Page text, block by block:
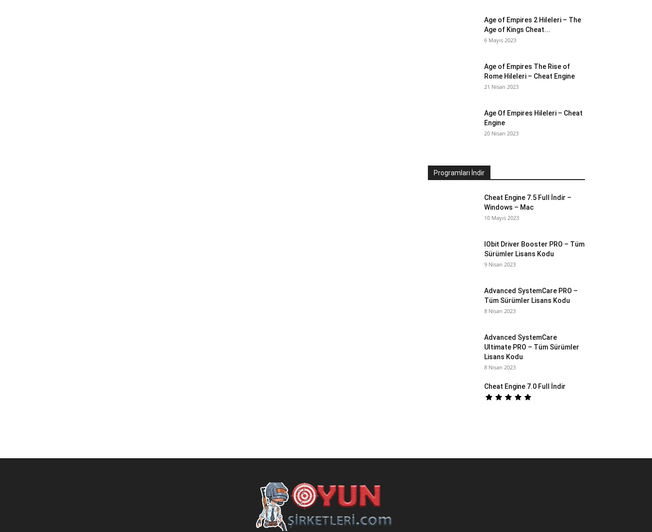
Age of Empires 2 Hileleri – The
Age of Kings Cheat...
6 Mayıs 2023
Age of Empires The Rise of
Rome Hileleri – Cheat Engine
21 Nisan 2023
Age Of Empires Hileleri – Cheat
Engine
20 Nisan 2023
Programları İndir
Cheat Engine 7.5 Full İndir –
Windows – Mac
10 Mayıs 2023
IObit Driver Booster PRO – Tüm
Sürümler Lisans Kodu
9 Nisan 2023
Advanced SystemCare PRO –
Tüm Sürümler Lisans Kodu
8 Nisan 2023
Advanced SystemCare
Ultimate PRO – Tüm Sürümler
Lisans Kodu
8 Nisan 2023
Cheat Engine 7.0 Full İndir